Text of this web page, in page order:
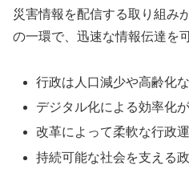
災害情報を配信する取り組み
の一環で、迅速な情報伝達を
行政は人口減少や高齢化
デジタル化による効率化
改革によって柔軟な行政
持続可能な社会を支える